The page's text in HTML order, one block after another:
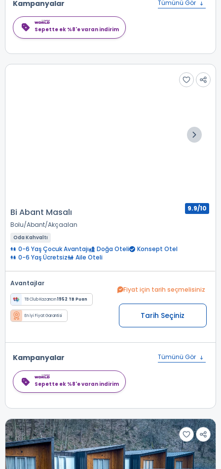
Kampanyalar Tümünü Gör
Sepette ek %8'e varan indirim
Bi Abant Masalı
Bolu Abant Akçaalan
9.9/10
Oda Kahvaltı
0-6 Yaş Çocuk Avantajı Doğa Oteli
Konsept Otel
0-6 Yaş Ücretsiz
Aile Oteli
Avantajlar
TB Club Kazancın1952 TB Puan
En İyi Fiyat Garantisi
Fiyat için tarih seçmelisiniz
Tarih Seçiniz
Kampanyalar Tümünü Gör
Sepette ek %8'e varan indirim